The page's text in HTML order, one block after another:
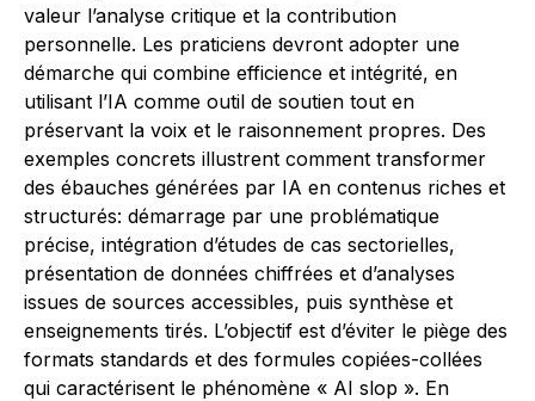
valeur l’analyse critique et la contribution
personnelle. Les praticiens devront adopter une
démarche qui combine efficience et intégrité, en
utilisant l’IA comme outil de soutien tout en
préservant la voix et le raisonnement propres. Des
exemples concrets illustrent comment transformer
des ébauches générées par IA en contenus riches et
structurés: démarrage par une problématique
précise, intégration d’études de cas sectorielles,
présentation de données chiffrées et d’analyses
issues de sources accessibles, puis synthèse et
enseignements tirés. L’objectif est d’éviter le piège des
formats standards et des formules copiées-collées
qui caractérisent le phénomène « AI slop ». En